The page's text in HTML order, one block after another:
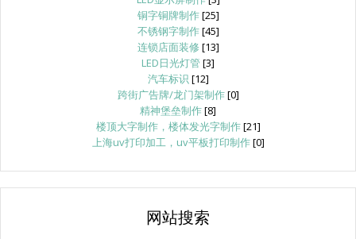
铜字铜牌制作[25]
不锈钢字制作[45]
连锁店面装修 [13]
LED日光灯管[3]
汽车标识 [12]
跨街广告牌/龙门架制作[0]
精神堡垒制作[8]
楼顶大字制作，楼体发光字制作[21]
上海uv打印加工，uv平板打印制作[0]
网站搜索